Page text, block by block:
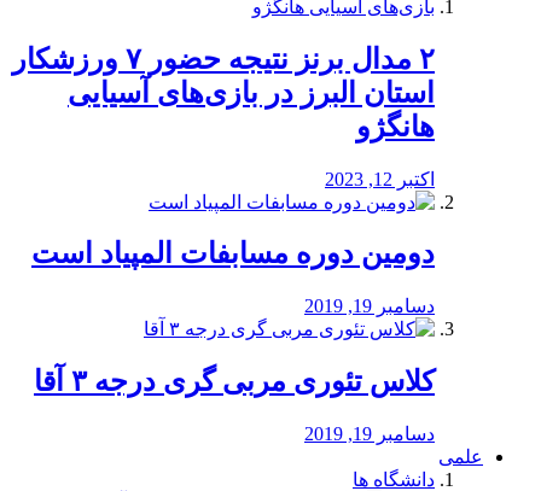
۲ مدال برنز نتیجه حضور ۷ ورزشکار
استان البرز در بازی‌های آسیایی
هانگژو
اکتبر 12, 2023
دومین دوره مسابفات المپیاد است
دسامبر 19, 2019
کلاس تئوری مربی گری درجه ۳ آقا
دسامبر 19, 2019
علمی
دانشگاه ها